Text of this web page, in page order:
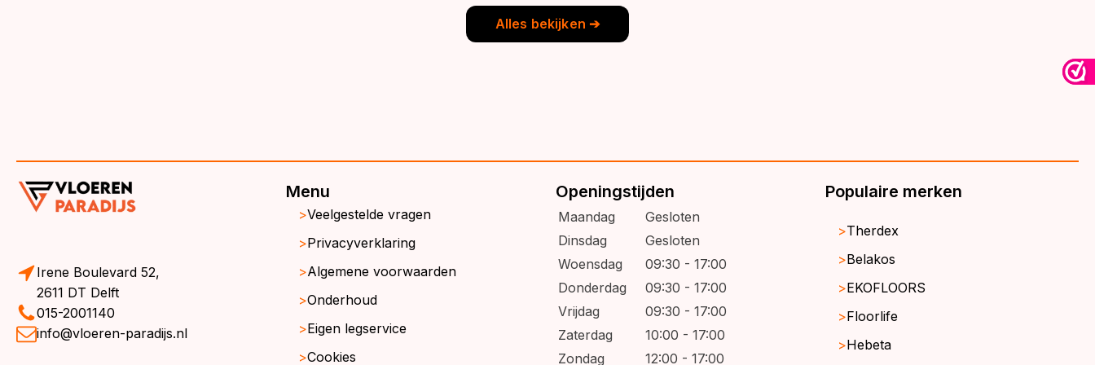
Alles bekijken ➔
Irene Boulevard 52,
2611 DT Delft
015-2001140
info@vloeren-paradijs.nl
Menu
Veelgestelde vragen
Privacyverklaring
Algemene voorwaarden
Onderhoud
Eigen legservice
Cookies
Openingstijden
Maandag
Gesloten
Dinsdag
Gesloten
Woensdag
09:30 - 17:00
Donderdag
09:30 - 17:00
Vrijdag
09:30 - 17:00
Zaterdag
10:00 - 17:00
Zondag
12:00 - 17:00
Populaire merken
Therdex
Belakos
EKOFLOORS
Floorlife
Hebeta